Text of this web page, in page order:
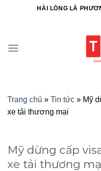
HÀI LÒNG LÀ
Trang chủ » Tin tức » Mỹ
xe tải thương mại
Mỹ dừng cấp
xe tải thương